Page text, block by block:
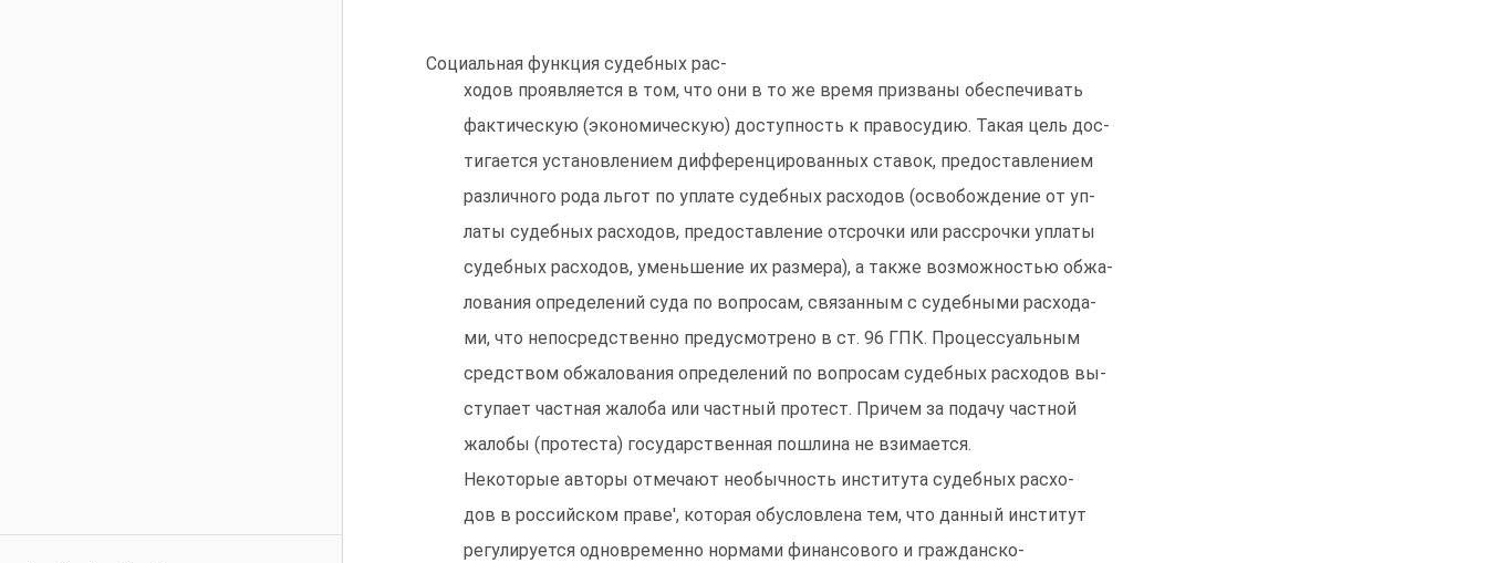
Социальная функция судебных рас-
ходов проявляется в том, что они в то же время призваны обеспечивать
фактическую (экономическую) доступность к правосудию. Такая цель дос-
тигается установлением дифференцированных ставок, предоставлением
различного рода льгот по уплате судебных расходов (освобождение от уп-
латы судебных расходов, предоставление отсрочки или рассрочки уплаты
судебных расходов, уменьшение их размера), а также возможностью обжа-
лования определений суда по вопросам, связанным с судебными расхода-
ми, что непосредственно предусмотрено в ст. 96 ГПК. Процессуальным
средством обжалования определений по вопросам судебных расходов вы-
ступает частная жалоба или частный протест. Причем за подачу частной
жалобы (протеста) государственная пошлина не взимается.
Некоторые авторы отмечают необычность института судебных расхо-
дов в российском праве', которая обусловлена тем, что данный институт
регулируется одновременно нормами финансового и гражданско-